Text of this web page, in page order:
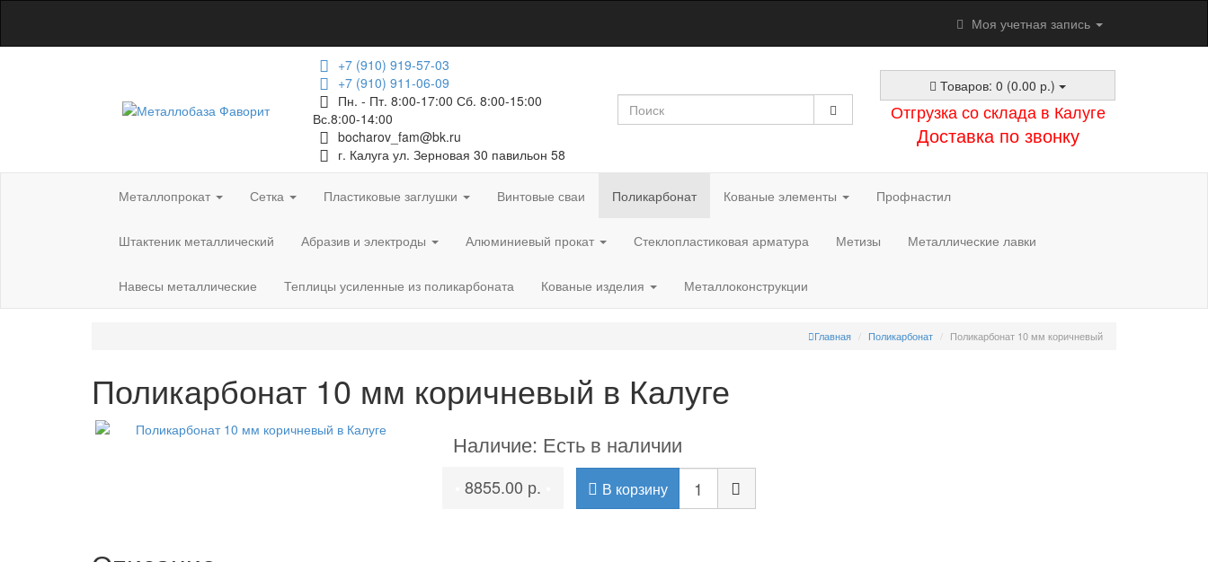
Моя учетная запись
+7 (910) 919-57-03
+7 (910) 911-06-09
Пн. - Пт. 8:00-17:00 Сб. 8:00-15:00
Вс.8:00-14:00
bocharov_fam@bk.ru
г. Калуга ул. Зерновая 30 павильон 58
Товаров: 0 (0.00 р.)
Отгрузка со склада в Калуге
Доставка по звонку
Металлопрокат Сетка Пластиковые заглушки Винтовые сваи Поликарбонат Кованые элементы Профнастил
Штактеник металлический Абразив и электроды Алюминиевый прокат Стеклопластиковая арматура Метизы Металлические лавки
Навесы металлические Теплицы усиленные из поликарбоната Кованые изделия Металлоконструкции
Главная Поликарбонат Поликарбонат 10 мм коричневый
Поликарбонат 10 мм коричневый в Калуге
Наличие: Есть в наличии
8855.00 р. В корзину